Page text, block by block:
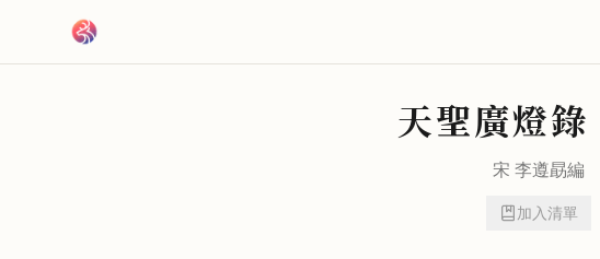
天聖廣燈錄
宋 李遵勗編
加入清單